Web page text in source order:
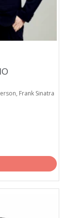
Frank Sinatra